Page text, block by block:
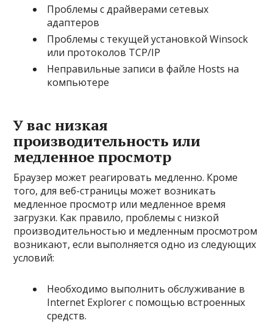
Проблемы с драйверами сетевых
адаптеров
Проблемы с текущей установкой Winsock
или протоколов TCP/IP
Неправильные записи в файле Hosts на
компьютере
У вас низкая
производительность или
медленное просмотр
Браузер может реагировать медленно. Кроме
того, для веб-страницы может возникать
медленное просмотр или медленное время
загрузки. Как правило, проблемы с низкой
производительностью и медленным просмотром
возникают, если выполняется одно из следующих
условий:
Необходимо выполнить обслуживание в
Internet Explorer с помощью встроенных
средств.